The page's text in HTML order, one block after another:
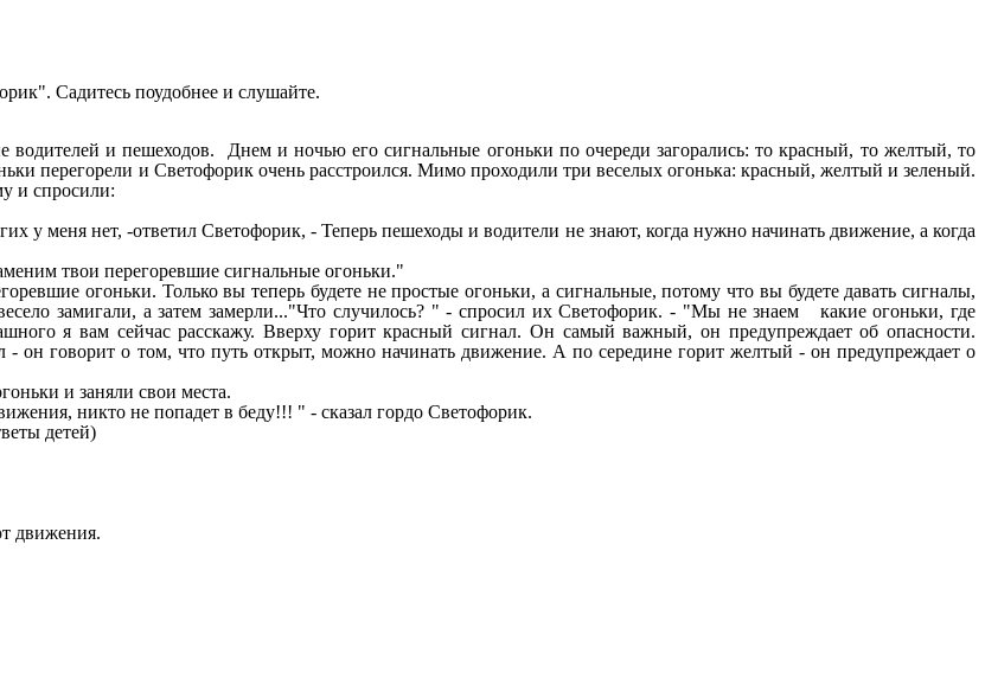
Садитесь поудобнее и слушайте.
и пешеходов. Днем и ночью его сигнальные огоньки по очереди загорались: то красный, то желтый, то
перегорели и Светофорик очень расстроился. Мимо проходили три веселых огонька: красный, желтый и зеленый.
и спросили:
у меня нет, -ответил Светофорик, - Теперь пешеходы и водители не знают, когда нужно начинать движение, а когда
твои перегоревшие сигнальные огоньки."
огоньки. Только вы теперь будете не простые огоньки, а сигнальные, потому что вы будете давать сигналы,
замигали, а затем замерли..."Что случилось? " - спросил их Светофорик. - "Мы не знаем какие огоньки, где
я вам сейчас расскажу. Вверху горит красный сигнал. Он самый важный, он предупреждает об опасности.
он говорит о том, что путь открыт, можно начинать движение. А по середине горит желтый - он предупреждает о
и заняли свои места.
никто не попадет в беду!!! " - сказал гордо Светофорик.
детей)
движения.